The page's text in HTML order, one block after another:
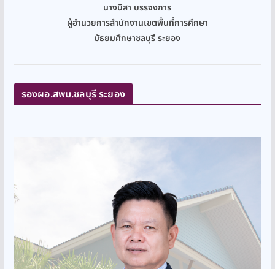
นางนิสา บรรจงการ
ผู้อำนวยการสำนักงานเขตพื้นที่การศึกษา
มัธยมศึกษาชลบุรี ระยอง
รองผอ.สพม.ชลบุรี ระยอง